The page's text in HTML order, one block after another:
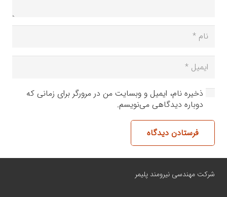
ذخیره نام، ایمیل و وبسایت من در مرورگر برای زمانی که
دوباره دیدگاهی می‌نویسم.
فرستادن دیدگاه
شرکت مهندسی نیرومند پلیمر